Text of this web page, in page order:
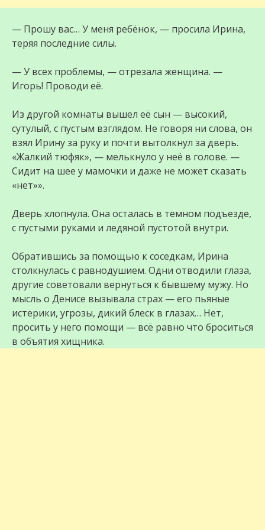
— Прошу вас… У меня ребёнок, — просила Ирина,
теряя последние силы.
— У всех проблемы, — отрезала женщина. —
Игорь! Проводи её.
Из другой комнаты вышел её сын — высокий,
сутулый, с пустым взглядом. Не говоря ни слова, он
взял Ирину за руку и почти вытолкнул за дверь.
«Жалкий тюфяк», — мелькнуло у неё в голове. —
Сидит на шее у мамочки и даже не может сказать
«нет»».
Дверь хлопнула. Она осталась в темном подъезде,
с пустыми руками и ледяной пустотой внутри.
Обратившись за помощью к соседкам, Ирина
столкнулась с равнодушием. Одни отводили глаза,
другие советовали вернуться к бывшему мужу. Но
мысль о Денисе вызывала страх — его пьяные
истерики, угрозы, дикий блеск в глазах… Нет,
просить у него помощи — всё равно что броситься
в объятия хищника.